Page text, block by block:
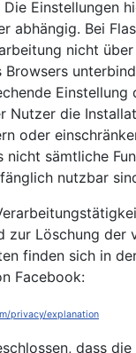
Einstellungen
abhängig. Bei
nicht
Browsers
Einstellung
Nutzer die
oder
nicht sämtliche
nutzbar
zur Löschung der
finden sich in
Facebook:
privacy/explanation
dass